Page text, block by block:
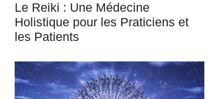
Le Reiki : Une Médecine
Holistique pour les Praticiens et
les Patients